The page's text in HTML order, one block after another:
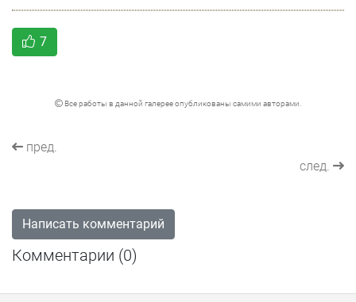
7
Все работы в данной галерее опубликованы самими авторами.
пред.
след.
Написать комментарий
Комментарии (0)